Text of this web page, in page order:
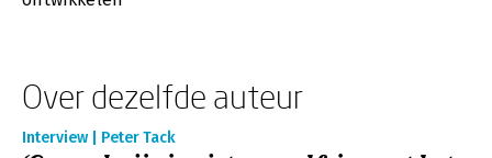
Over dezelfde auteur
Interview | Peter Tack